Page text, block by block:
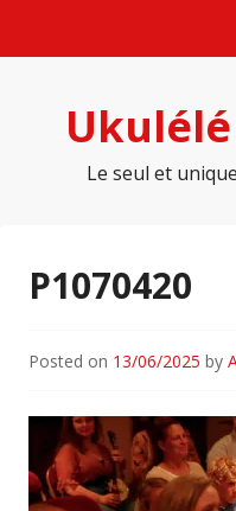
Le seul et
P1070420
Posted on 13/06/2025 by